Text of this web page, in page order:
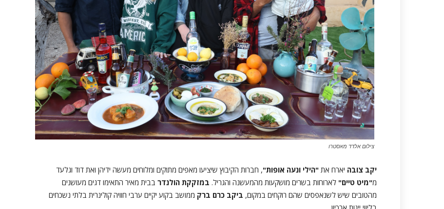
צילום אלדד מאסטרו
יקב צובה יארח את "הילי ונעה אופות", חברות הקיבוץ שיציעו מאפים מתוקים ומלוחים מעשה ידיהן ואת דוד וגלעד
מ"מיט טיים" לארוחות בשרים מושקעות מהמעשנה והגריל. במזקקת הולנדר בבית מאיר התאימו דגים מעושנים
מהטובים שיש לשנאפסים שהם רוקחים במקום, ביקב כרם ברק ממושב בקוע יקיים ערבי חוויה קולינרית בלתי נשכחים